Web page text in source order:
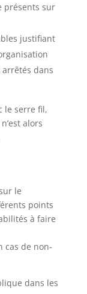
présents sur
justifiant
dans
le serre fil,
alors
le
points
à faire
cas de non-
dans les